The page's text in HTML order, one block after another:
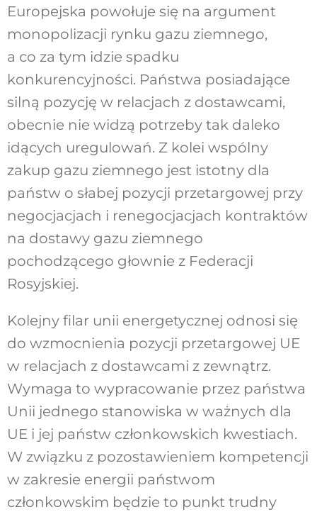
Europejska powołuje się na argument
monopolizacji rynku gazu ziemnego,
a co za tym idzie spadku
konkurencyjności. Państwa posiadające
silną pozycję w relacjach z dostawcami,
obecnie nie widzą potrzeby tak daleko
idących uregulowań. Z kolei wspólny
zakup gazu ziemnego jest istotny dla
państw o słabej pozycji przetargowej przy
negocjacjach i renegocjacjach kontraktów
na dostawy gazu ziemnego
pochodzącego głownie z Federacji
Rosyjskiej.
Kolejny filar unii energetycznej odnosi się
do wzmocnienia pozycji przetargowej UE
w relacjach z dostawcami z zewnątrz.
Wymaga to wypracowanie przez państwa
Unii jednego stanowiska w ważnych dla
UE i jej państw członkowskich kwestiach.
W związku z pozostawieniem kompetencji
w zakresie energii państwom
członkowskim będzie to punkt trudny